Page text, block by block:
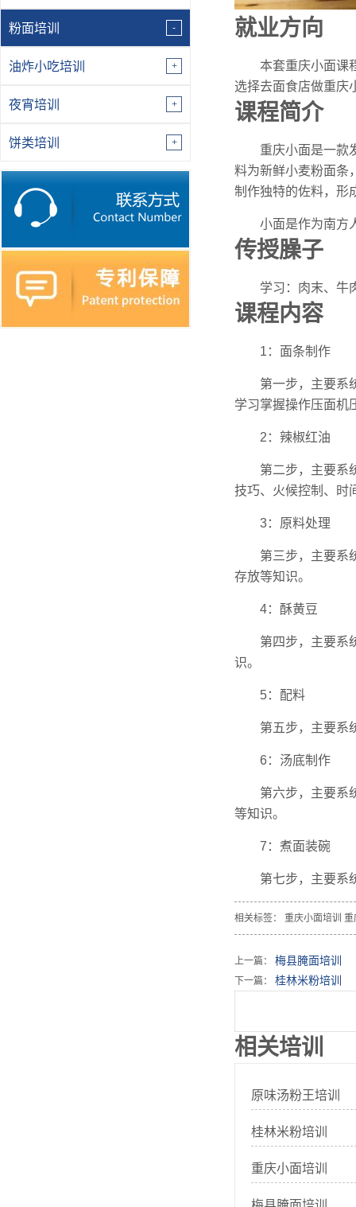
粉面培训
油炸小吃培训
夜宵培训
饼类培训
就业方向
本套重庆小面课
选择去面食店做重庆
课程简介
重庆小面是一款
料为新鲜小麦粉面条
制作独特的佐料，形
小面是作为南方
传授臊子
学习：肉末、牛
课程内容
1：面条制作
第一步，主要系
学习掌握操作压面机
2：辣椒红油
第二步，主要系
技巧、火候控制、时
3：原料处理
第三步，主要系
存放等知识。
4：酥黄豆
第四步，主要系
识。
5：配料
第五步，主要系
6：汤底制作
第六步，主要系
等知识。
7：煮面装碗
第七步，主要系
相关标签： 重庆小面培训 重
上一篇： 梅县腌面培训
下一篇： 桂林米粉培训
相关培训
原味汤粉王培训
桂林米粉培训
重庆小面培训